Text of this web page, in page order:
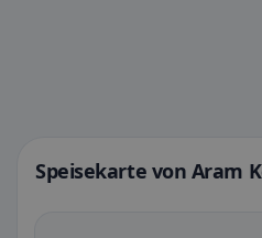
Speisekarte von Aram